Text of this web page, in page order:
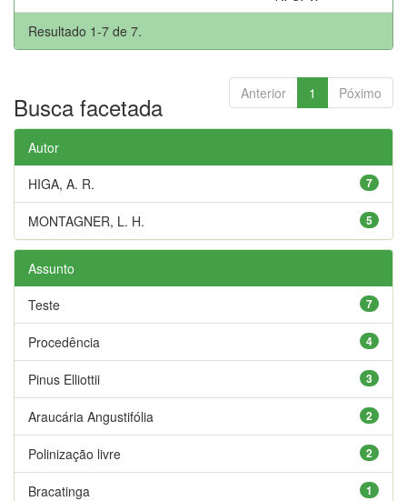
Resultado 1-7 de 7.
Anterior 1 Póximo
Busca facetada
Autor
7
HIGA, A. R.
5
MONTAGNER, L. H.
Assunto
7
Teste
4
Procedência
3
Pinus Elliottii
2
Araucária Angustifólia
2
Polinização livre
1
Bracatinga